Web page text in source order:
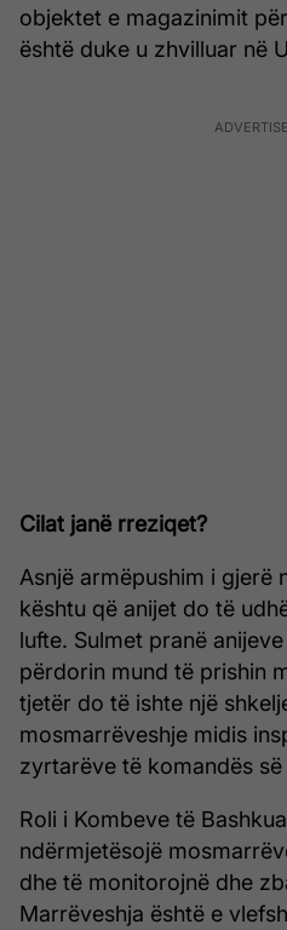
objektet e magazinimit
është duke u zhvilluar në
Cilat janë rreziqet?
Asnjë armëpushim i gjerë
kështu që anijet do të
lufte. Sulmet pranë
përdorin mund të prishin
tjetër do të ishte një
mosmarrëveshje midis
zyrtarëve të komandës
Roli i Kombeve të
ndërmjetësojë
dhe të monitorojnë dhe
Marrëveshja është e